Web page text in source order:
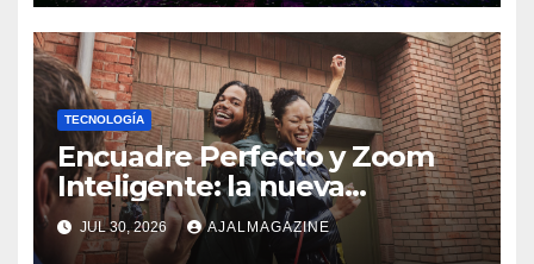
TECNOLOGÍA
Encuadre Perfecto y Zoom
Inteligente: la nueva
generación de fotografía
móvil
JUL 30, 2026 AJALMAGAZINE